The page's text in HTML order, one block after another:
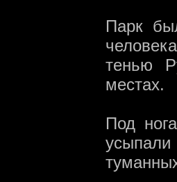
Парк
тенью
местах.
Под